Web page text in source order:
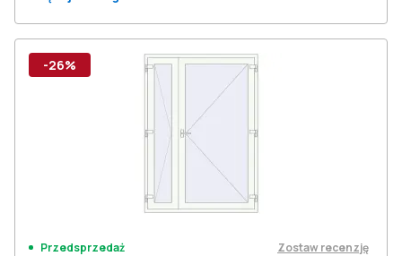
-26%
Przedsprzedaż Zostaw recenzję